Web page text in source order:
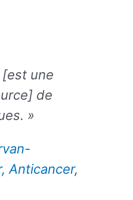
[est une
de
»
Anticancer,